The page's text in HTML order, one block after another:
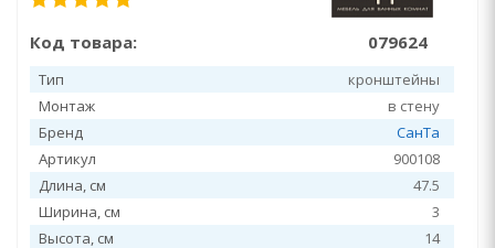
Код товара: 079624
Тип
кронштейны
Монтаж
в стену
Бренд
СанТа
Артикул
900108
Длина, см
47.5
Ширина, см
3
Высота, см
14